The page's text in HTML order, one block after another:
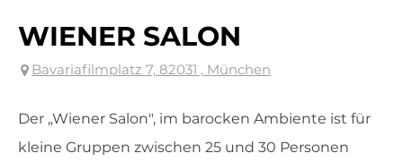
WIENER SALON
Bavariafilmplatz 7, 82031 , München
Der „Wiener Salon", im barocken Ambiente ist für
kleine Gruppen zwischen 25 und 30 Personen